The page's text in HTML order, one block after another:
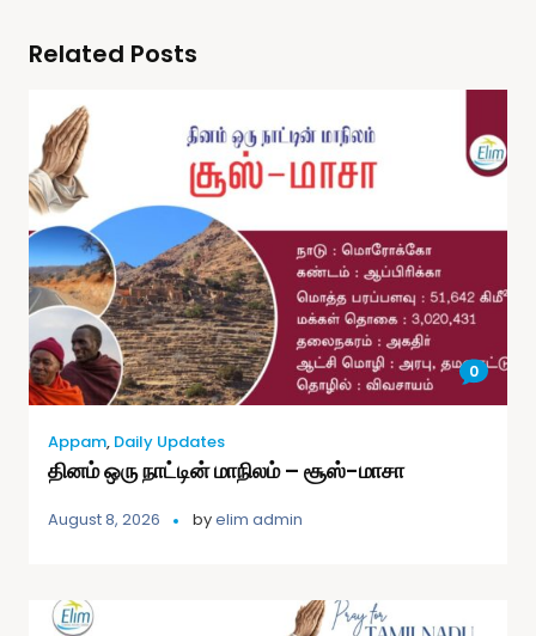
Related Posts
0
Appam, Daily Updates
தினம் ஒரு நாட்டின் மாநிலம் – சூஸ்-மாசா
August 8, 2026 byelim admin